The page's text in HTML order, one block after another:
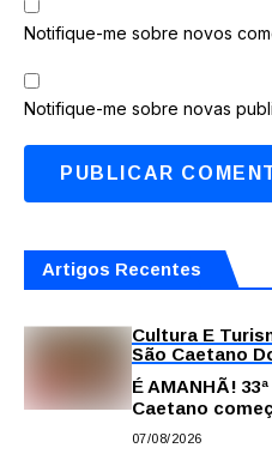
Notifique-me sobre novos
Notifique-me sobre novas
Artigos Recentes
Cultura E
São Caetano
É AMANHÃ!
Caetano
gastronomia,
07/08/2026